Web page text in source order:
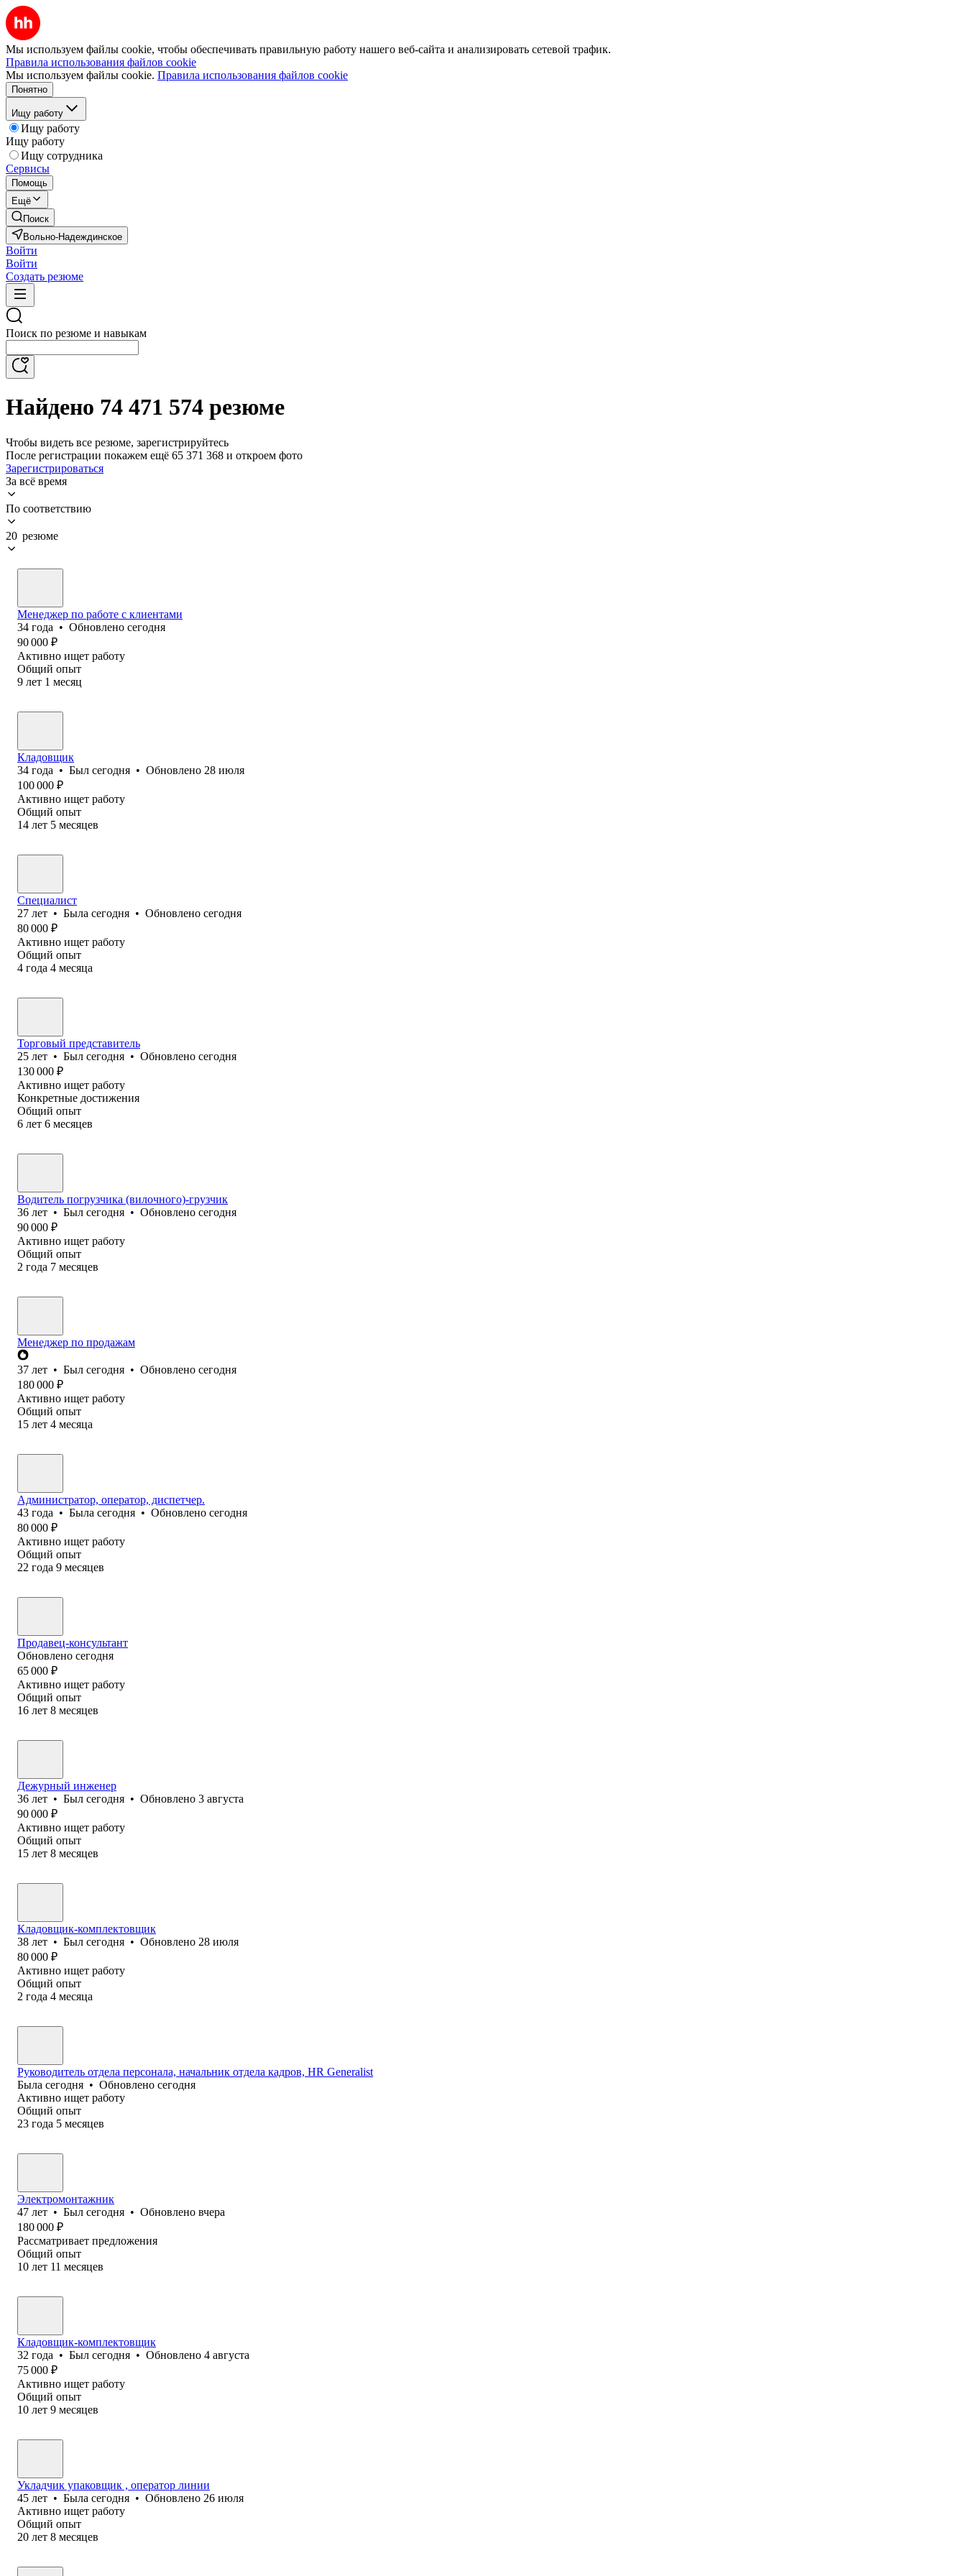
Мы используем файлы cookie, чтобы обеспечивать правильную работу нашего веб-сайта и анализировать сетевой трафик.
Правила использования файлов cookie
Мы используем файлы cookie. Правила использования файлов cookie
Понятно
Ищу работу
Ищу работу
Ищу работу
Ищу сотрудника
Сервисы
Помощь
Ещё
Поиск
Вольно-Надеждинское
Войти
Войти
Создать резюме
Поиск по резюме и навыкам
Найдено 74 471 574 резюме
Чтобы видеть все резюме, зарегистрируйтесь
После регистрации покажем ещё 65 371 368 и откроем фото
Зарегистрироваться
За всё время
По соответствию
20 резюме
Менеджер по работе с клиентами
34 года • Обновлено сегодня
90 000 ₽
Активно ищет работу
Общий опыт
9 лет 1 месяц
Кладовщик
34 года • Был сегодня • Обновлено 28 июля
100 000 ₽
Активно ищет работу
Общий опыт
14 лет 5 месяцев
Специалист
27 лет • Была сегодня • Обновлено сегодня
80 000 ₽
Активно ищет работу
Общий опыт
4 года 4 месяца
Торговый представитель
25 лет • Был сегодня • Обновлено сегодня
130 000 ₽
Активно ищет работу
Конкретные достижения
Общий опыт
6 лет 6 месяцев
Водитель погрузчика (вилочного)-грузчик
36 лет • Был сегодня • Обновлено сегодня
90 000 ₽
Активно ищет работу
Общий опыт
2 года 7 месяцев
Менеджер по продажам
37 лет • Был сегодня • Обновлено сегодня
180 000 ₽
Активно ищет работу
Общий опыт
15 лет 4 месяца
Администратор, оператор, диспетчер.
43 года • Была сегодня • Обновлено сегодня
80 000 ₽
Активно ищет работу
Общий опыт
22 года 9 месяцев
Продавец-консультант
Обновлено сегодня
65 000 ₽
Активно ищет работу
Общий опыт
16 лет 8 месяцев
Дежурный инженер
36 лет • Был сегодня • Обновлено 3 августа
90 000 ₽
Активно ищет работу
Общий опыт
15 лет 8 месяцев
Кладовщик-комплектовщик
38 лет • Был сегодня • Обновлено 28 июля
80 000 ₽
Активно ищет работу
Общий опыт
2 года 4 месяца
Руководитель отдела персонала, начальник отдела кадров, HR Generalist
Была сегодня • Обновлено сегодня
Активно ищет работу
Общий опыт
23 года 5 месяцев
Электромонтажник
47 лет • Был сегодня • Обновлено вчера
180 000 ₽
Рассматривает предложения
Общий опыт
10 лет 11 месяцев
Кладовщик-комплектовщик
32 года • Был сегодня • Обновлено 4 августа
75 000 ₽
Активно ищет работу
Общий опыт
10 лет 9 месяцев
Укладчик упаковщик , оператор линии
45 лет • Была сегодня • Обновлено 26 июля
Активно ищет работу
Общий опыт
20 лет 8 месяцев